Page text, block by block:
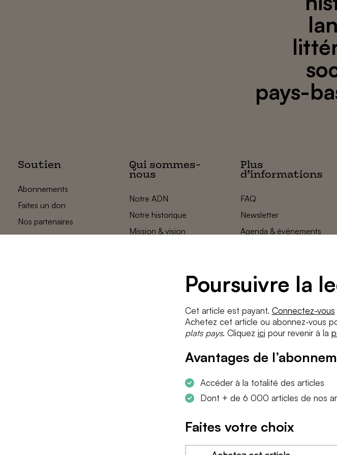
Poursuivre la
Cet article est payant. Connectez-vous
Achetez cet article ou abonnez-vous
plats pays. Cliquez ici pour revenir à la
Avantages de
Accéder à la totalité des articles
Dont + de 6 000 articles de nos
Faites votre choix
pays-
Soutien
Abonnements
Faites un don
Nos partenaires
Qui sommes-
nous
Notre ADN
Notre historique
Mission & vision
Plus
d’informations
FAQ
Newsletter
Agenda & événements
Paramètres des cookies